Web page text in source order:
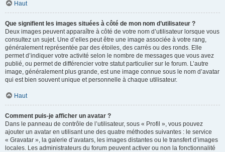
Haut
Que signifient les images situées à côté de mon nom d’utilisateur ?
Deux images peuvent apparaître à côté de votre nom d’utilisateur lorsque vous
consultez un sujet. Une d’elles peut être une image associée à votre rang,
généralement représentée par des étoiles, des carrés ou des ronds. Elle
permet d’indiquer votre activité selon le nombre de messages que vous avez
publié, ou permet de différencier votre statut particulier sur le forum. L’autre
image, généralement plus grande, est une image connue sous le nom d’avatar
qui est bien souvent unique et personnelle à chaque utilisateur.
Haut
Comment puis-je afficher un avatar ?
Dans le panneau de contrôle de l’utilisateur, sous « Profil », vous pouvez
ajouter un avatar en utilisant une des quatre méthodes suivantes : le service
« Gravatar », la galerie d’avatars, les images distantes ou le transfert d’images
locales. Les administrateurs du forum peuvent activer ou non la fonctionnalité